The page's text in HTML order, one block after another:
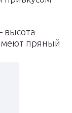
высота
пряный